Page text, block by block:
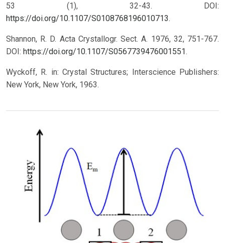
53 (1), 32-43. DOI:
https://doi.org/10.1107/S0108768196010713.
Shannon, R. D. Acta Crystallogr. Sect. A. 1976, 32, 751-767.
DOI: https://doi.org/10.1107/S0567739476001551.
Wyckoff, R. in: Crystal Structures; Interscience Publishers:
New York, New York, 1963.